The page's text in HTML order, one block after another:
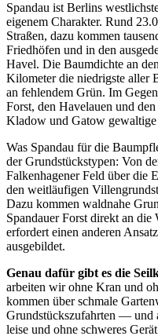
Spandau ist Berlins
eigenem Charakter. Rund
Straßen, dazu kommen
Friedhöfen und in den
Havel. Die Baumdichte an
Kilometer die niedrigste aller
an fehlendem Grün. Im
Forst, den Havelauen und
Kladow und Gatow gewaltige
Was Spandau für die
der Grundstückstypen: Von
Falkenhagener Feld über die
den weitläufigen
Dazu kommen waldnahe
Spandauer Forst direkt an die
erfordert einen anderen
ausgebildet.
Genau dafür gibt es die
arbeiten wir ohne Kran und
kommen über schmale
Grundstückszufahrten — und
leise und ohne schweres